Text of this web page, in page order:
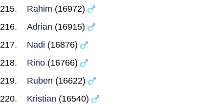
Rahim (16972)
Adrian (16915)
Nadi (16876)
Rino (16766)
Ruben (16622)
Kristian (16540)